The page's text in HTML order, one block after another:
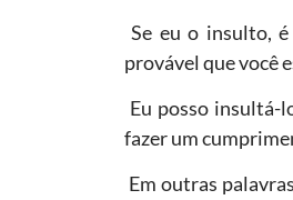
Se eu o insulto,
provável que você
Eu posso insultá-
fazer um
Em outras